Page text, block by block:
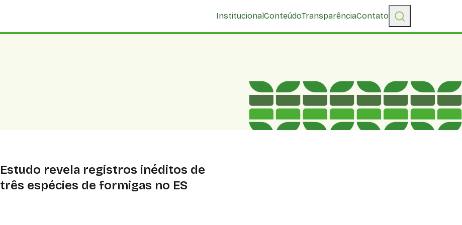
InstitucionalConteúdoTransparênciaContato
Estudo revela registros inéditos de
três espécies de formigas no ES